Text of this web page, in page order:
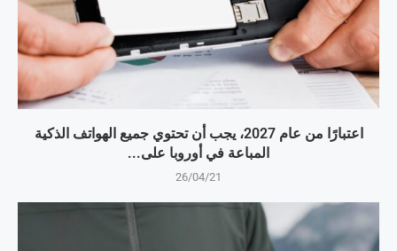
اعتبارًا من عام 2027، يجب أن تحتوي جميع الهواتف الذكية
المباعة في أوروبا على...
26/04/21